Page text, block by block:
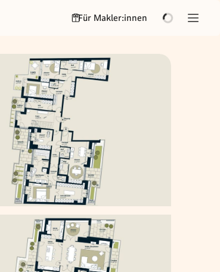
Für Makler:innen